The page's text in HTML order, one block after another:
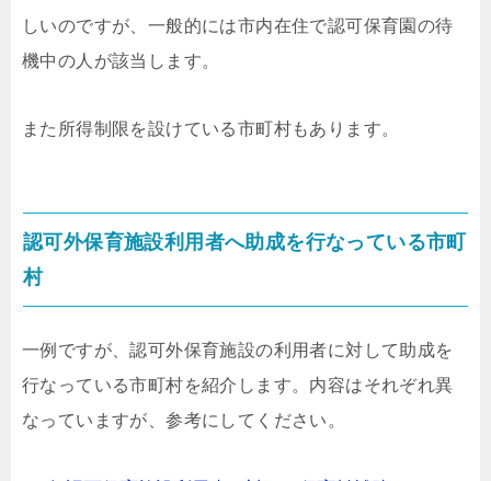
しいのですが、一般的には市内在住で認可保育園の待
機中の人が該当します。
また所得制限を設けている市町村もあります。
認可外保育施設利用者へ助成を行なっている市町
村
一例ですが、認可外保育施設の利用者に対して助成を
行なっている市町村を紹介します。内容はそれぞれ異
なっていますが、参考にしてください。